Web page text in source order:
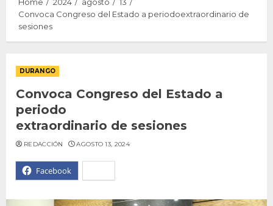
Convoca Congreso del Estado a periodoextraordinario de
sesiones
DURANGO
Convoca Congreso del Estado a
periodo
extraordinario de sesiones
Facebook
REDACCIÓN AGOSTO 13, 2024